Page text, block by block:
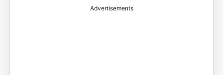
Advertisements